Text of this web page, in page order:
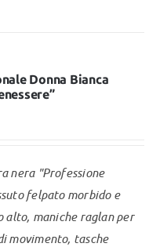
Donna Bianca
nera "Professione
felpato morbido e
alto, maniche raglan per
movimento, tasche